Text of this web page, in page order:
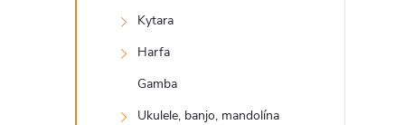
Kytara
Harfa
Gamba
Ukulele, banjo, mandolína